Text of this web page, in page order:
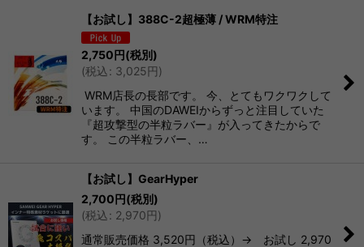
並び順:
絞り込む
【お試し】388C-2超極薄 / WRM特注
2,750円(税別)
(税込: 3,025円)
WRM店長の長部です。 今、とてもワクワクして
います。 中国のDAWEIからずっと注目していた
『超攻撃型の半粒ラバー』が入ってきたからで
す。 この半粒ラバー、…
【お試し】GearHyper
2,700円(税別)
(税込: 2,970円)
通常販売価格 3,520円（税込）→ お試し 2,970